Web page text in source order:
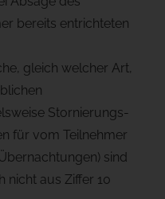
bereits entrichteten
gleich welcher Art,
Stornierungs-
für vom Teilnehmer
sind
nicht aus Ziffer 10